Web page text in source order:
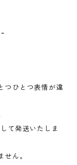
つひとつ表情が違
て発送いたしま
ん。